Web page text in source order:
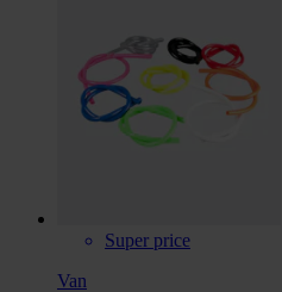
Super price
Van